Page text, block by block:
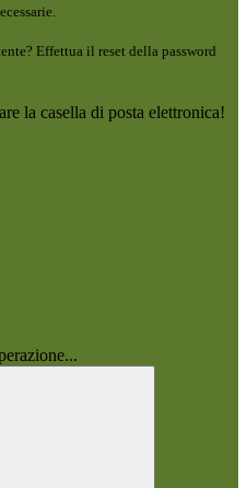
Effettua il reset della password
la casella di posta elettronica!